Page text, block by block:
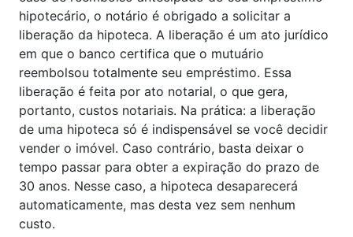
hipotecário, o notário é obrigado a solicitar a
liberação da hipoteca. A liberação é um ato jurídico
em que o banco certifica que o mutuário
reembolsou totalmente seu empréstimo. Essa
liberação é feita por ato notarial, o que gera,
portanto, custos notariais. Na prática: a liberação
de uma hipoteca só é indispensável se você decidir
vender o imóvel. Caso contrário, basta deixar o
tempo passar para obter a expiração do prazo de
30 anos. Nesse caso, a hipoteca desaparecerá
automaticamente, mas desta vez sem nenhum
custo.